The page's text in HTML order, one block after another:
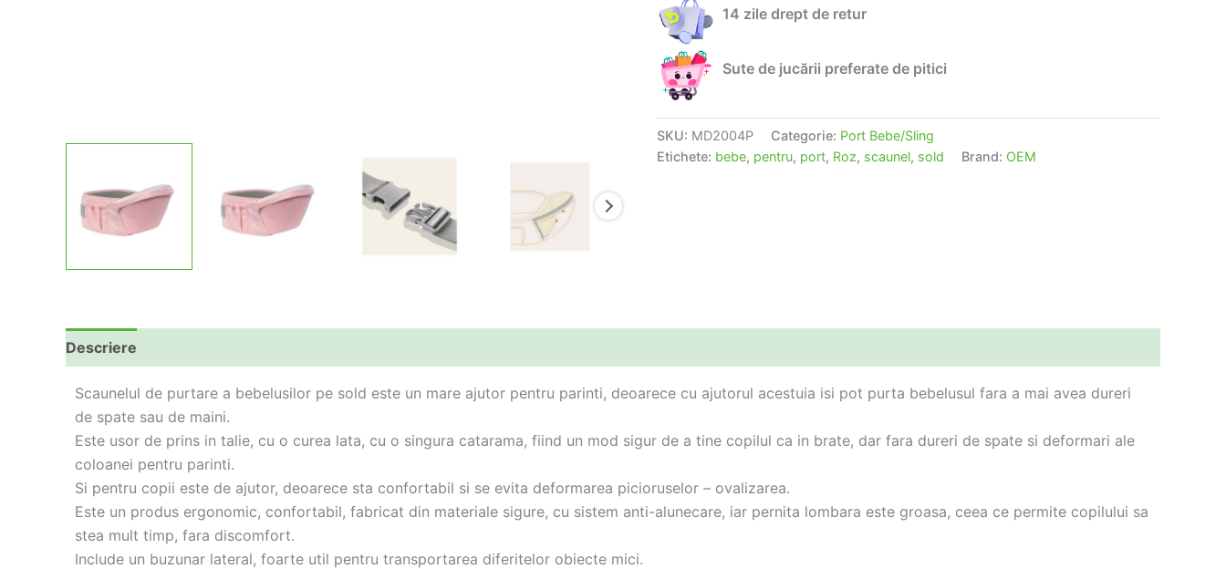
14 zile drept de retur
Sute de jucării preferate de pitici
SKU: MD2004P Categorie: Port Bebe/Sling
Etichete: bebe, pentru, port, Roz, scaunel, sold Brand: OEM
Descriere
Scaunelul de purtare a bebelusilor pe sold este un mare ajutor pentru parinti, deoarece cu ajutorul acestuia isi pot purta bebelusul fara a mai avea dureri
de spate sau de maini.
Este usor de prins in talie, cu o curea lata, cu o singura catarama, fiind un mod sigur de a tine copilul ca in brate, dar fara dureri de spate si deformari ale
coloanei pentru parinti.
Si pentru copii este de ajutor, deoarece sta confortabil si se evita deformarea picioruselor – ovalizarea.
Este un produs ergonomic, confortabil, fabricat din materiale sigure, cu sistem anti-alunecare, iar pernita lombara este groasa, ceea ce permite copilului sa
stea mult timp, fara discomfort.
Include un buzunar lateral, foarte util pentru transportarea diferitelor obiecte mici.